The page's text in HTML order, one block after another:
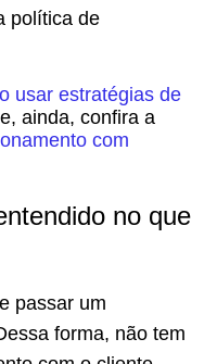
política de
usar estratégias de
e, ainda, confira a
com
no que
passar um
forma, não tem